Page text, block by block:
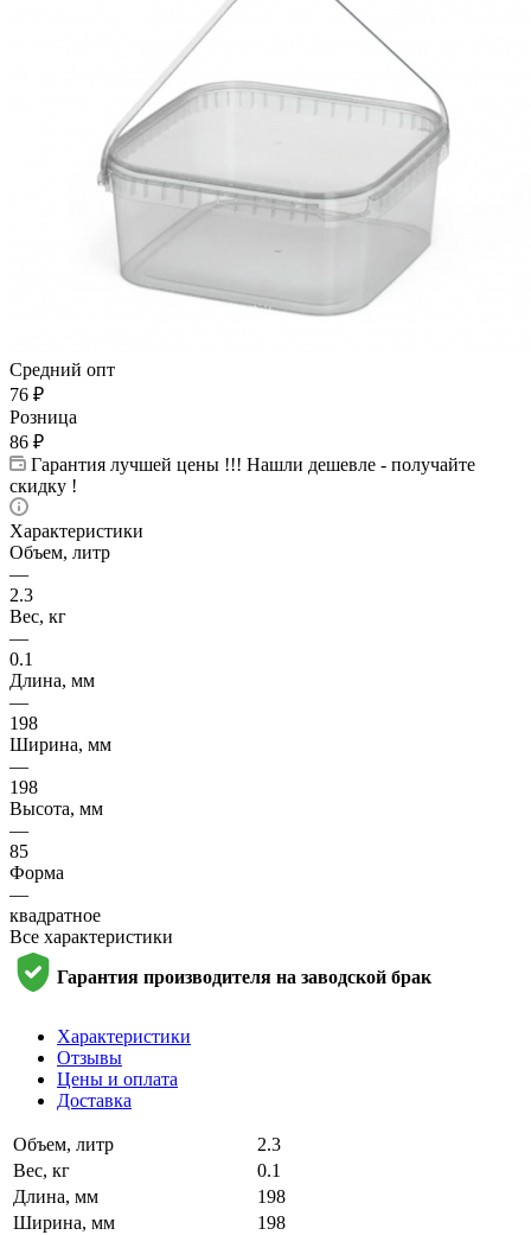
Средний опт
76 ₽
Розница
86 ₽
Гарантия лучшей цены !!! Нашли дешевле - получайте
скидку !
Характеристики
Объем, литр
—
2.3
Вес, кг
—
0.1
Длина, мм
—
198
Ширина, мм
—
198
Высота, мм
—
85
Форма
—
квадратное
Все характеристики
Гарантия производителя на заводской брак
Характеристики
Отзывы
Цены и оплата
Доставка
Объем, литр
2.3
Вес, кг
0.1
Длина, мм
198
Ширина, мм
198